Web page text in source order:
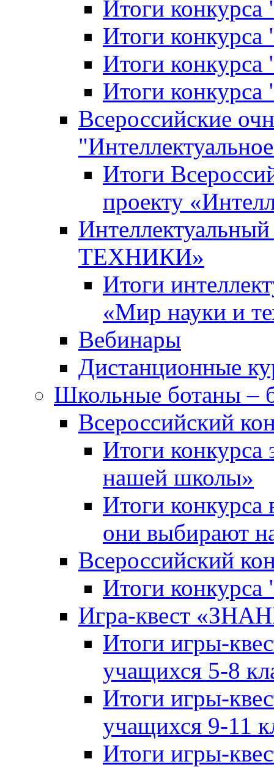
Итоги
Итоги конкурса
Итоги
Итоги
Всероссийские
Итоги
проекту
ТЕХНИКИ»
Итоги
«Мир науки и
Вебинары
Дистанционные
Школьные ботаны –
Всероссийский
Итоги
нашей школы»
Итоги конкурса
они выбирают
Всероссийский
Итоги
Игра-квест
Итоги игры-
учащихся 5-8
Итоги игры-
учащихся 9-11
Итоги игры-